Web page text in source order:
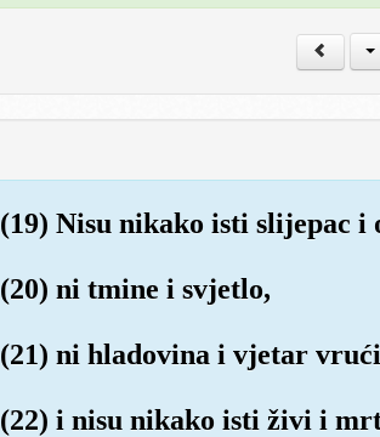
(19) Nisu nikako isti slijepac
(20) ni tmine i svjetlo,
(21) ni hladovina i vjetar
(22) i nisu nikako isti živi i